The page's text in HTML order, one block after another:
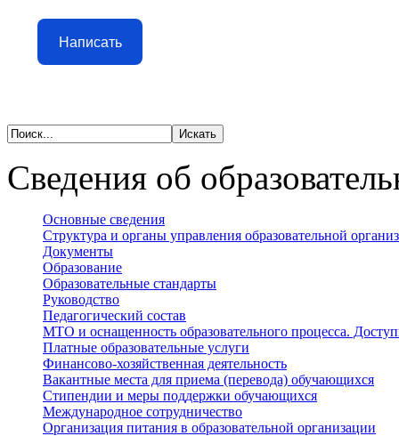
Написать
Сведения об
Основные сведения
Структура и органы управления образовательной
Документы
Образование
Образовательные стандарты
Руководство
Педагогический состав
МТО и оснащенность образовательного процесса.
Платные образовательные услуги
Финансово-хозяйственная деятельность
Вакантные места для приема (перевода) обучающихся
Стипендии и меры поддержки обучающихся
Международное сотрудничество
Организация питания в образовательной организации